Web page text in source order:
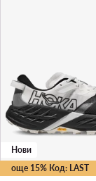
още 15% Код: LAST
Нови